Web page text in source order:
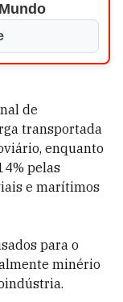
de
transportada
enquanto
pelas
e marítimos
para o
minério